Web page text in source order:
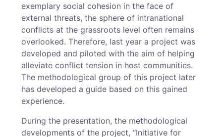
exemplary social cohesion in the face of
external threats, the sphere of intranational
conflicts at the grassroots level often remains
overlooked. Therefore, last year a project was
developed and piloted with the aim of helping
alleviate conflict tension in host communities.
The methodological group of this project later
has developed a guide based on this gained
experience.
During the presentation, the methodological
developments of the project, “Initiative for